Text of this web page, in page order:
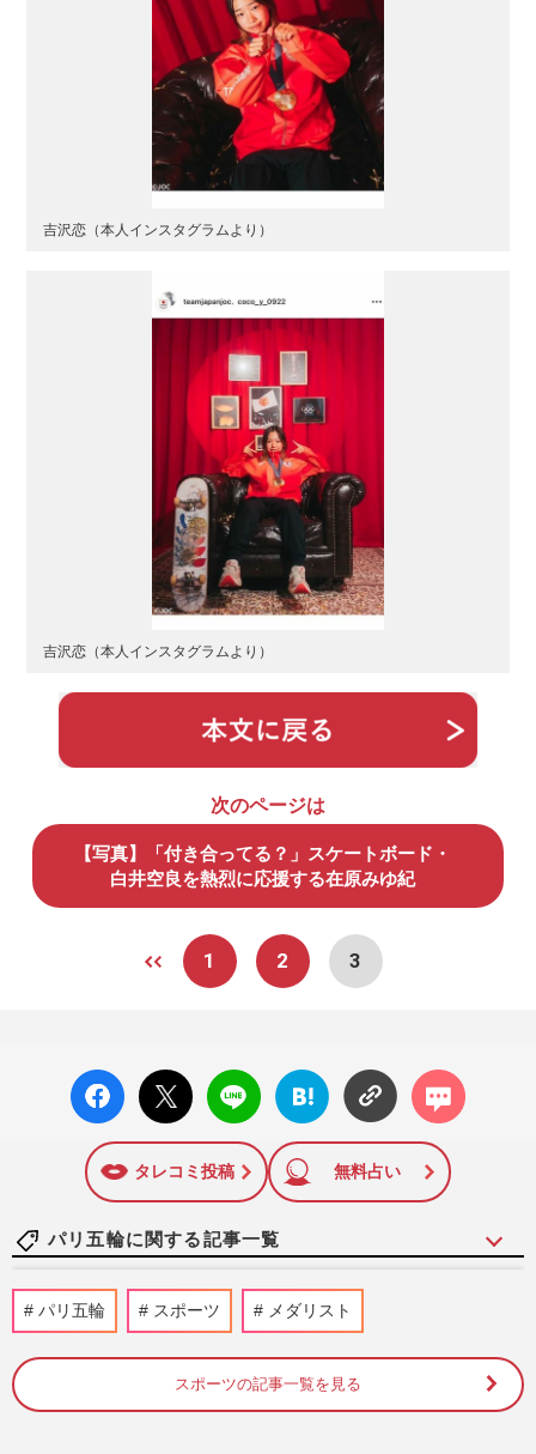
吉沢恋（本人インスタグラムより）
吉沢恋（本人インスタグラムより）
次のページは
【写真】「付き合ってる？」スケートボード・
白井空良を熱烈に応援する在原みゆ紀
1 2 3
facebo
ok い
X ポス
ト
LINE
はてな
ブック
に追加
コメン
ト
タレコミ投稿 無料占い
パリ五輪に関する記事一覧
パリ五輪女子ボクシング金メダル「体内に
睾丸」のイマネ・ヘリフ選手、“性別検査
2025/6/7
パリ五輪 スポーツ メダリスト
スポーツの記事一覧を見る